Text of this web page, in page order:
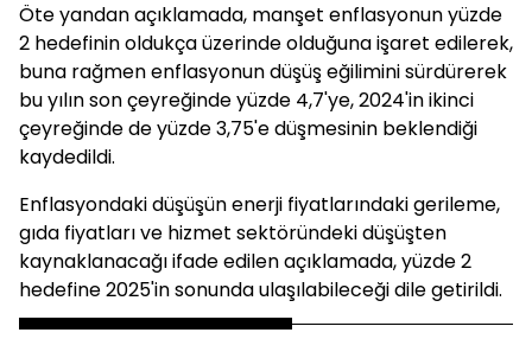
Öte yandan açıklamada, manşet enflasyonun yüzde
2 hedefinin oldukça üzerinde olduğuna işaret edilerek,
buna rağmen enflasyonun düşüş eğilimini sürdürerek
bu yılın son çeyreğinde yüzde 4,7'ye, 2024'in ikinci
çeyreğinde de yüzde 3,75'e düşmesinin beklendiği
kaydedildi.
Enflasyondaki düşüşün enerji fiyatlarındaki gerileme,
gıda fiyatları ve hizmet sektöründeki düşüşten
kaynaklanacağı ifade edilen açıklamada, yüzde 2
hedefine 2025'in sonunda ulaşılabileceği dile getirildi.